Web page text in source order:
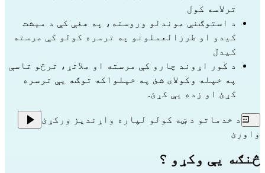
ترلاسه کول
د استوګنې موندلو وروسته، په هغې کې د میشت
کیدو او طرزالعملونو په ترسره کولو کې مرسته
کیدل
د کور اړوند چارو کې مرسته او ملاتړ، ترڅو تاسې
په خپله وکولای شئ په خپلواکه توګه یې ترسره
کړئ او زده یې کړئ.
د خدماتو د ښه کولو لپاره واړندیز ورکړئ
واورئ
څنګه یې وکړو ؟